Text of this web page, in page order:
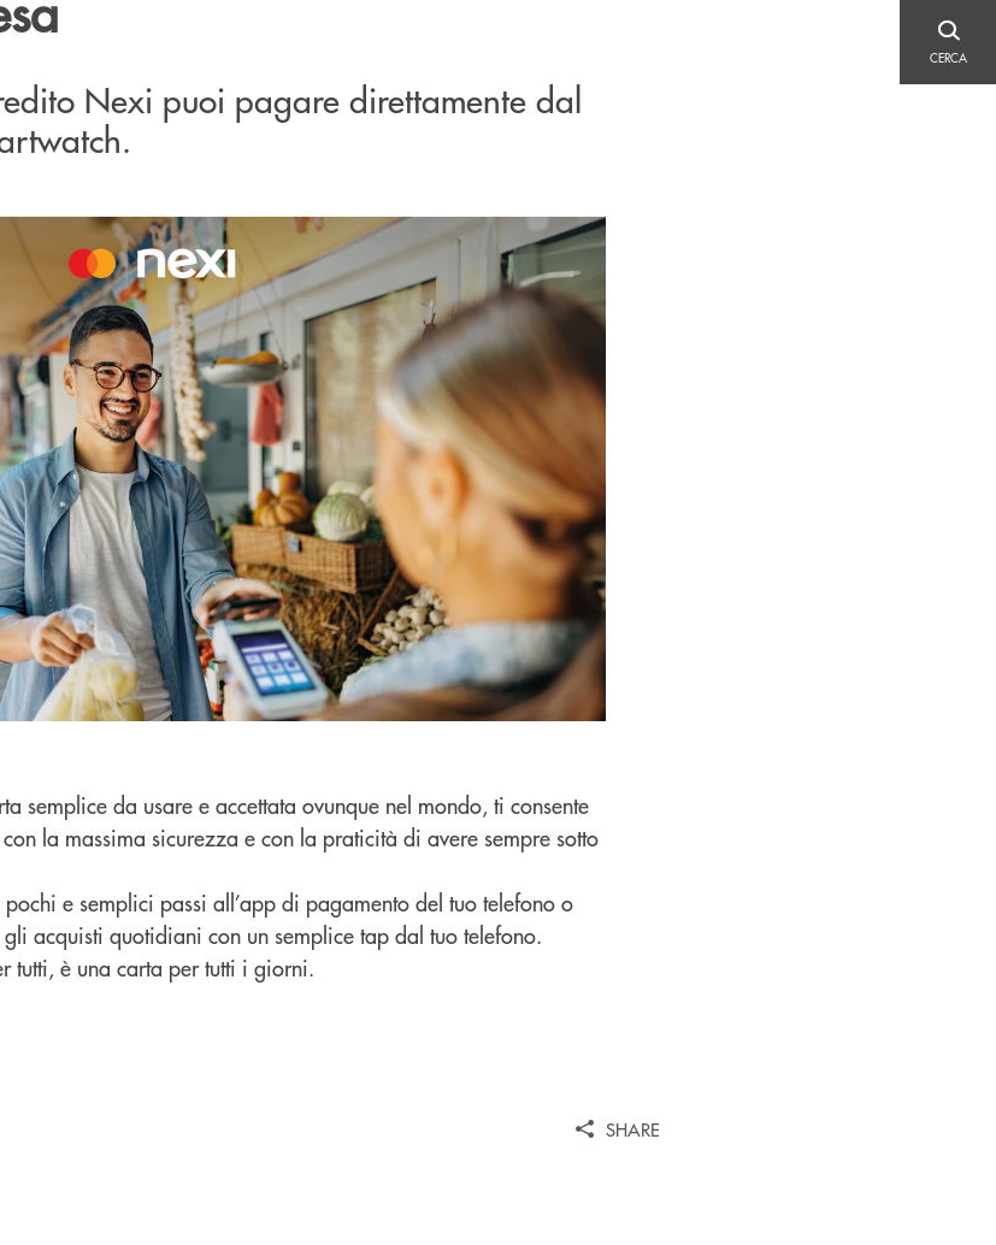
CERCA
Nexi puoi pagare direttamente dal
semplice da usare e accettata ovunque nel mondo, ti consente
la massima sicurezza e con la praticità di avere sempre sotto
e semplici passi all’app di pagamento del tuo telefono o
acquisti quotidiani con un semplice tap dal tuo telefono.
tutti, è una carta per tutti i giorni.
SHARE